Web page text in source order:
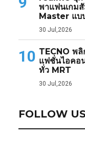
พาแฟนเกม
Master แบ
30 Jul,2026
10 TECNO พ
แฟชั่นไอคอ
ทั่ว MRT
30 Jul,2026
FOLLOW